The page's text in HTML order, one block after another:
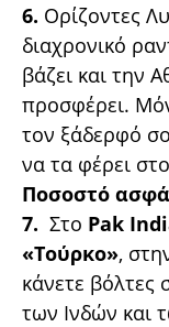
6. Ορίζοντες
διαχρονικό
βάζει και την
προσφέρει.
τον ξάδερφό
να τα φέρει
Ποσοστό
7. Στο Pak
«Τούρκο»,
κάνετε βόλτες
των Ινδών και